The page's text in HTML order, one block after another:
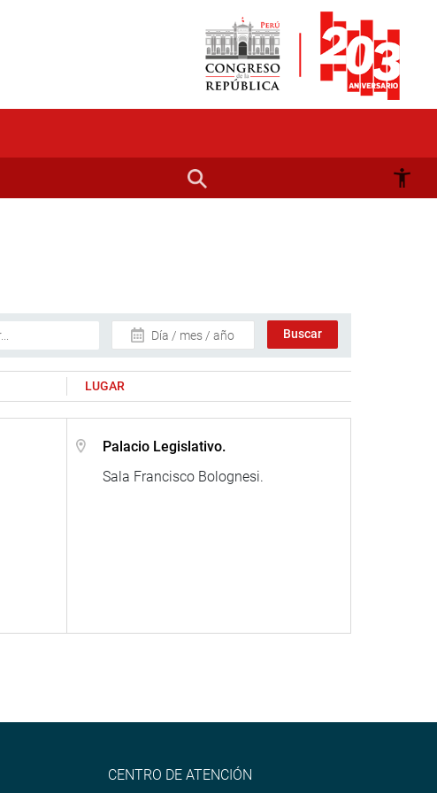
Día / mes / año
LUGAR
Palacio Legislativo.
Sala Francisco Bolognesi.
CENTRO DE ATENCIÓN